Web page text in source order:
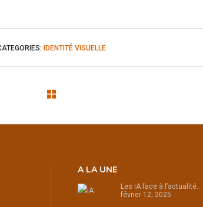
IDENTITÉ VISUELLE
A LA UNE
Les IA face à l’actualité…
février 12, 2025